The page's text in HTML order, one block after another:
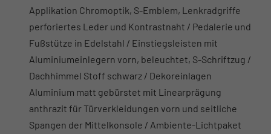
Applikation Chromoptik, S-Emblem, Lenkradgriffe
perforiertes Leder und Kontrastnaht / Pedalerie und
Fußstütze in Edelstahl / Einstiegsleisten mit
Aluminiumeinlegern vorn, beleuchtet, S-Schriftzug /
Dachhimmel Stoff schwarz / Dekoreinlagen
Aluminium matt gebürstet mit Linearprägung
anthrazit für Türverkleidungen vorn und seitliche
Spangen der Mittelkonsole / Ambiente-Lichtpaket